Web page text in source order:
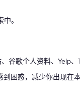
。
谷歌个人资料、Yelp
困惑，减少你出现在